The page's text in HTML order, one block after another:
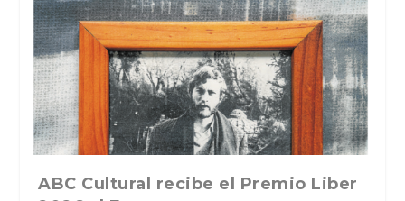
La verdadera odisea del espacio en
La cultura de la transgresión.